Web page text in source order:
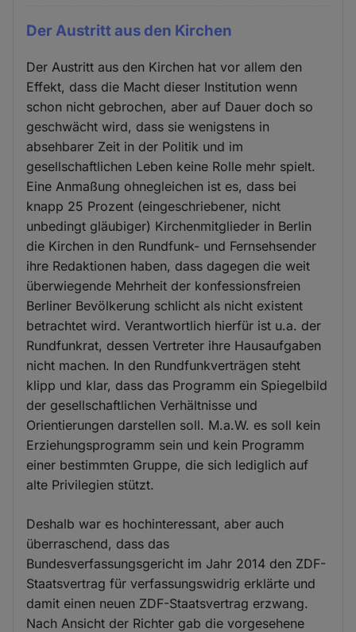
Der Austritt aus den Kirchen
Der Austritt aus den Kirchen hat vor allem den
Effekt, dass die Macht dieser Institution wenn
schon nicht gebrochen, aber auf Dauer doch so
geschwächt wird, dass sie wenigstens in
absehbarer Zeit in der Politik und im
gesellschaftlichen Leben keine Rolle mehr spielt.
Eine Anmaßung ohnegleichen ist es, dass bei
knapp 25 Prozent (eingeschriebener, nicht
unbedingt gläubiger) Kirchenmitglieder in Berlin
die Kirchen in den Rundfunk- und Fernsehsender
ihre Redaktionen haben, dass dagegen die weit
überwiegende Mehrheit der konfessionsfreien
Berliner Bevölkerung schlicht als nicht existent
betrachtet wird. Verantwortlich hierfür ist u.a. der
Rundfunkrat, dessen Vertreter ihre Hausaufgaben
nicht machen. In den Rundfunkverträgen steht
klipp und klar, dass das Programm ein Spiegelbild
der gesellschaftlichen Verhältnisse und
Orientierungen darstellen soll. M.a.W. es soll kein
Erziehungsprogramm sein und kein Programm
einer bestimmten Gruppe, die sich lediglich auf
alte Privilegien stützt.
Deshalb war es hochinteressant, aber auch
überraschend, dass das
Bundesverfassungsgericht im Jahr 2014 den ZDF-
Staatsvertrag für verfassungswidrig erklärte und
damit einen neuen ZDF-Staatsvertrag erzwang.
Nach Ansicht der Richter gab die vorgesehene